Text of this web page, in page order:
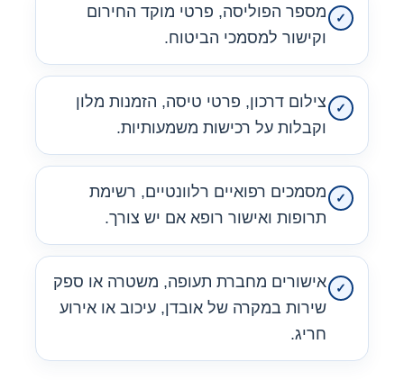
מספר הפוליסה, פרטי מוקד החירום
וקישור למסמכי הביטוח.
צילום דרכון, פרטי טיסה, הזמנות מלון
וקבלות על רכישות משמעותיות.
מסמכים רפואיים רלוונטיים, רשימת
תרופות ואישור רופא אם יש צורך.
אישורים מחברת תעופה, משטרה או ספק
שירות במקרה של אובדן, עיכוב או אירוע
חריג.